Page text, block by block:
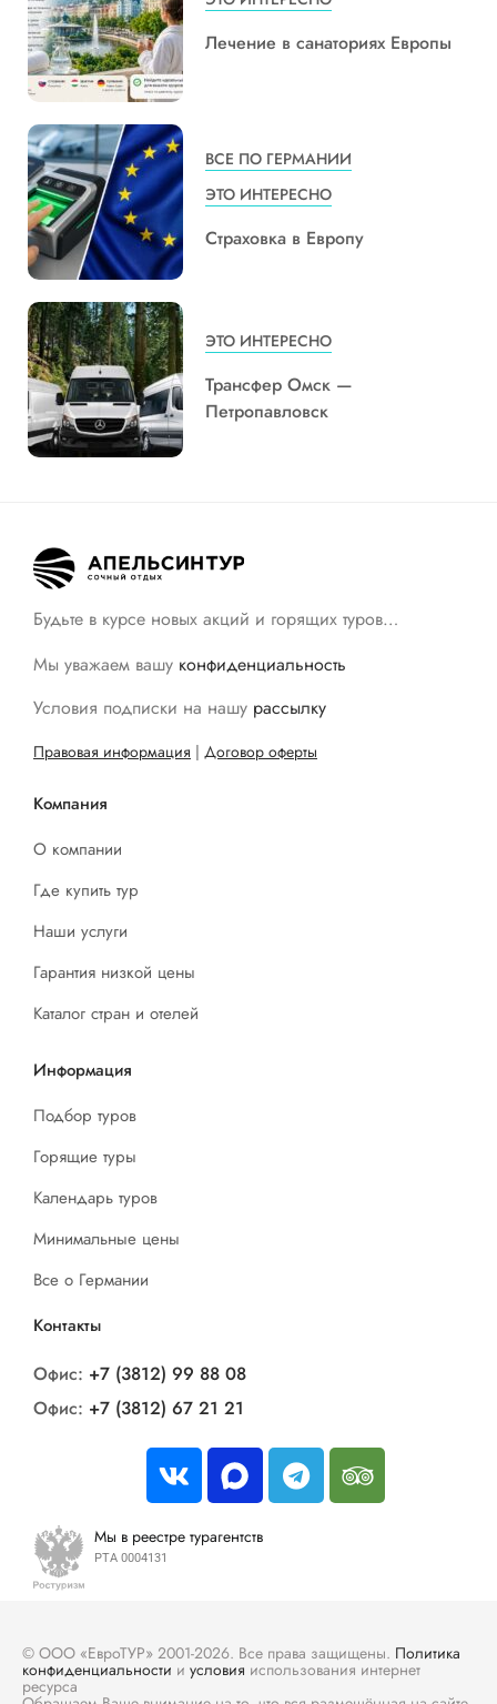
Лечение в санаториях Европы
ВСЕ ПО ГЕРМАНИИ
ЭТО ИНТЕРЕСНО
Страховка в Европу
ЭТО ИНТЕРЕСНО
Трансфер Омск —
Петропавловск
Будьте в курсе новых акций и горящих туров…
Мы уважаем вашу конфиденциальность
Условия подписки на нашу рассылку
Правовая информация | Договор оферты
Компания
О компании
Где купить тур
Наши услуги
Гарантия низкой цены
Каталог стран и отелей
Информация
Подбор туров
Горящие туры
Календарь туров
Минимальные цены
Все о Германии
Контакты
Офис: +7 (3812) 99 88 08
Офис: +7 (3812) 67 21 21
Мы в реестре турагентств
РТА 0004131
© ООО «ЕвроТУР» 2001-2026. Все права защищены. Политика
конфиденциальности и условия использования интернет
ресурса